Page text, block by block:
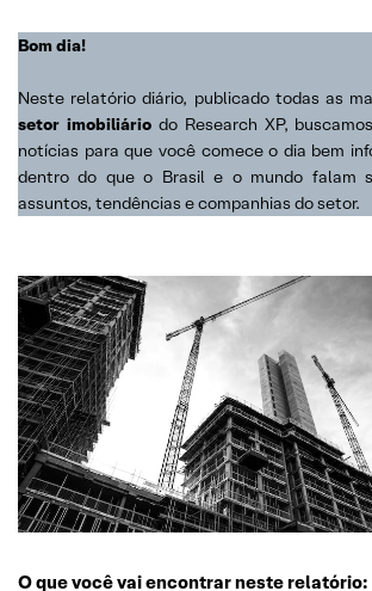
Bom dia!
Neste relatório diário, publicado todas as
setor imobiliário do Research XP,
notícias para que você comece o dia bem
dentro do que o Brasil e o mundo falam
assuntos, tendências e companhias do setor.
O que você vai encontrar neste relatório: